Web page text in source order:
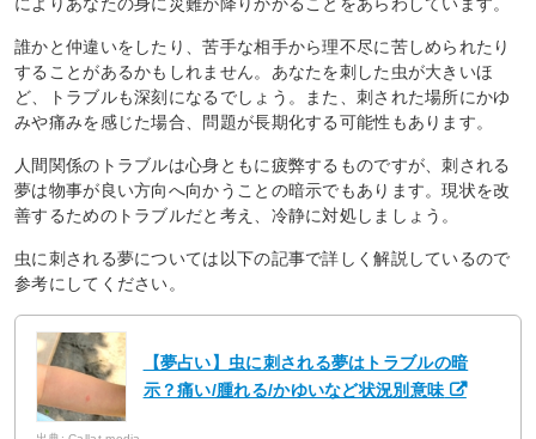
誰かと仲違いをしたり、苦手な相手から理不尽に苦しめられたり
することがあるかもしれません。あなたを刺した虫が大きいほ
ど、トラブルも深刻になるでしょう。また、刺された場所にかゆ
みや痛みを感じた場合、問題が長期化する可能性もあります。
人間関係のトラブルは心身ともに疲弊するものですが、刺される
夢は物事が良い方向へ向かうことの暗示でもあります。現状を改
善するためのトラブルだと考え、冷静に対処しましょう。
虫に刺される夢については以下の記事で詳しく解説しているので
参考にしてください。
【夢占い】虫に刺される夢はトラブルの暗
示？痛い/腫れる/かゆいなど状況別意味